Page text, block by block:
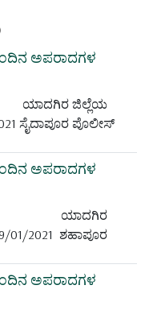
ಅಪರಾದಗಳ
ಜಿಲ್ಲೆಯ
ಸೈದಾಪೂರ ಪೊಲೀಸ್
ಅಪರಾದಗಳ
2021 ಶಹಾಪೂರ
ಅಪರಾದಗಳ